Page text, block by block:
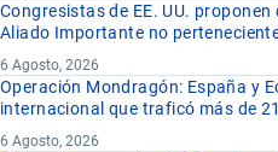
Congresistas de EE. UU.
Aliado Importante no
6 Agosto, 2026
Operación Mondragón: España y
internacional que traficó más de
6 Agosto, 2026